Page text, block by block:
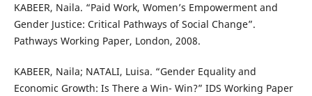
KABEER, Naila. “Paid Work, Women’s Empowerment and
Gender Justice: Critical Pathways of Social Change”.
Pathways Working Paper, London, 2008.
KABEER, Naila; NATALI, Luisa. “Gender Equality and
Economic Growth: Is There a Win- Win?” IDS Working Paper